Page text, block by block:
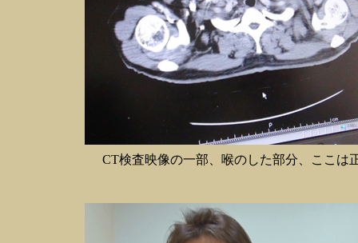
CT検査映像の一部、喉のした部分、ここは